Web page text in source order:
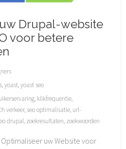
Drupal-website
voor betere
,yoast,yoast seo
, klikfrequentie,
verkeer, seo optimalisatie, url-
drupal, zoekresultaten, zoekwoorden
Optimaliseer uw Website voor